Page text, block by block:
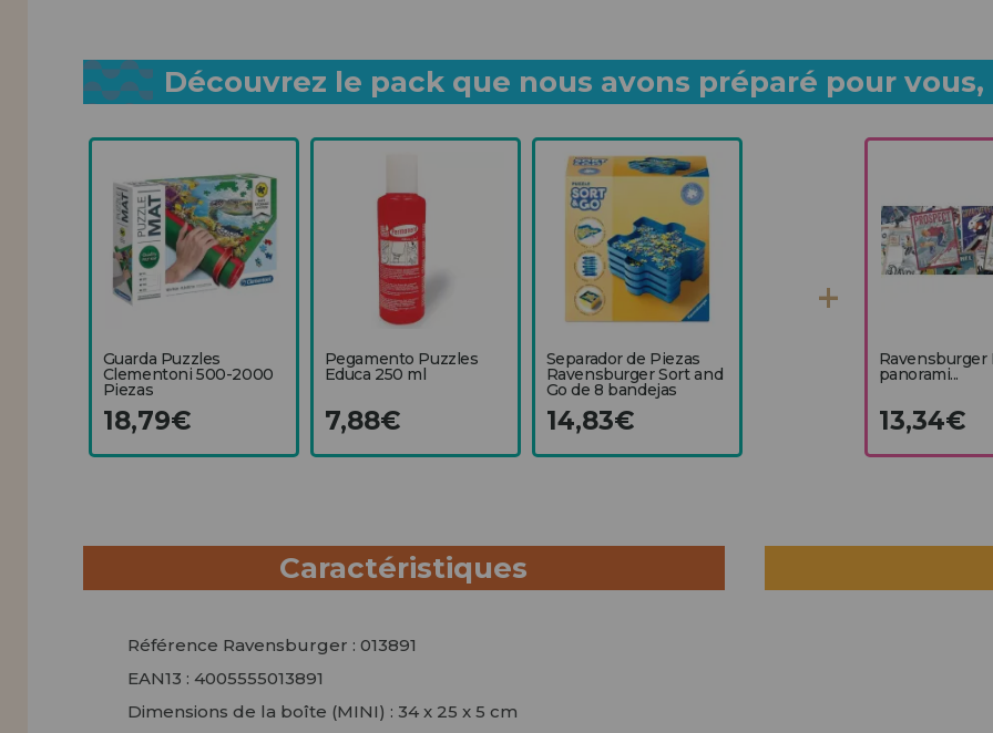
Découvrez le pack que nous avons préparé pour
Guarda Puzzles
Clementoni 500-2000
Piezas
18,79€
Pegamento Puzzles
Educa 250 ml
7,88€
Separador de Piezas
Ravensburger Sort and
Go de 8 bandejas
14,83€
Ravensburger
panorami...
13,34€
Caractéristiques
Référence Ravensburger : 013891
EAN13 : 4005555013891
Dimensions de la boîte (MINI) : 34 x 25 x 5 cm